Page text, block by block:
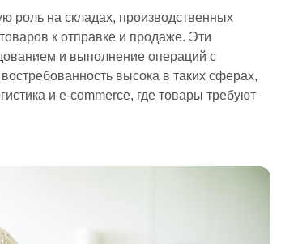
роль на складах, производственных
к отправке и продаже. Эти
и выполнение операций с
высока в таких сферах,
и e-commerce, где товары требуют